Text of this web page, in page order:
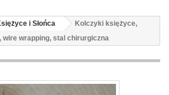
i Słońca
Kolczyki księżyce,
wire wrapping, stal chirurgiczna